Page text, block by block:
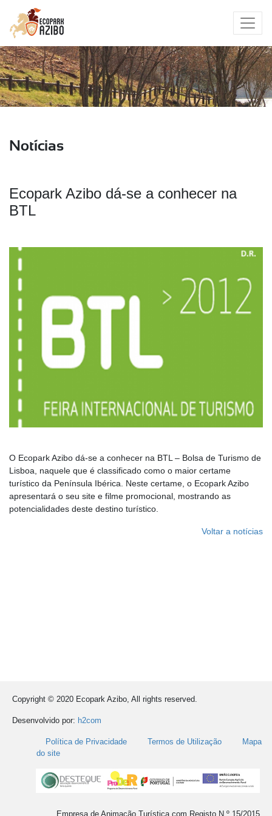
Notícias
Ecopark Azibo dá-se a conhecer na
BTL
O Ecopark Azibo dá-se a conhecer na BTL – Bolsa de Turismo de
Lisboa, naquele que é classificado como o maior certame
turístico da Península Ibérica. Neste certame, o Ecopark Azibo
apresentará o seu site e filme promocional, mostrando as
potencialidades deste destino turístico.
Voltar a notícias
Copyright © 2020 Ecopark Azibo, All rights reserved.
Desenvolvido por: h2com
Política de Privacidade Termos de Utilização
Mapa
do site
Empresa de Animação Turística com Registo N.º 15/2015